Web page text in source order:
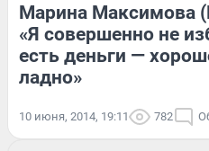
Марина Максимова
«Я совершенно не
есть деньги —
ладно»
10 июня, 2014, 19:11 782